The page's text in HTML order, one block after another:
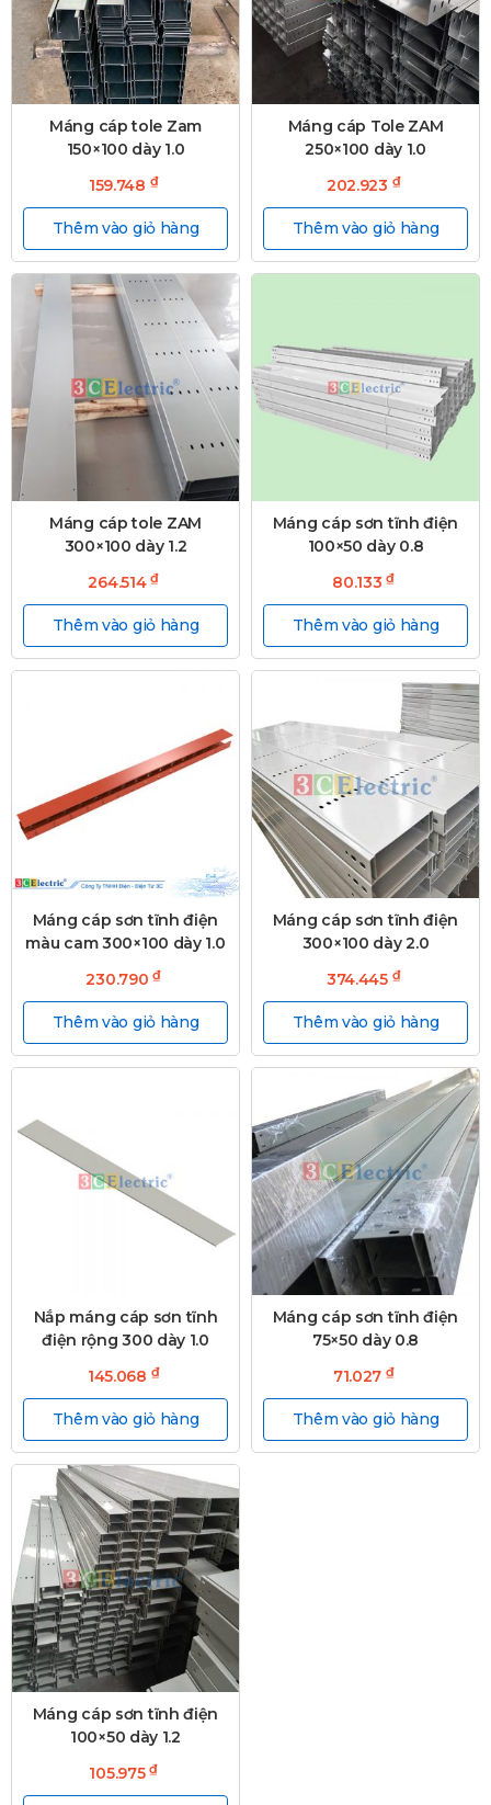
Máng cáp tole Zam
150×100 dày 1.0
159.748 ₫
Thêm vào giỏ hàng
Máng cáp Tole ZAM
250×100 dày 1.0
202.923 ₫
Thêm vào giỏ hàng
Máng cáp tole ZAM
300×100 dày 1.2
264.514₫
Thêm vào giỏ hàng
Máng cáp sơn tĩnh điện
100×50 dày 0.8
80.133₫
Thêm vào giỏ hàng
Máng cáp sơn tĩnh điện
màu cam 300×100 dày 1.0
230.790₫
Thêm vào giỏ hàng
Máng cáp sơn tĩnh điện
300×100 dày 2.0
374.445 ₫
Thêm vào giỏ hàng
Nắp máng cáp sơn tĩnh
điện rộng 300 dày 1.0
145.068 ₫
Thêm vào giỏ hàng
Máng cáp sơn tĩnh điện
75×50 dày 0.8
71.027 ₫
Thêm vào giỏ hàng
Máng cáp sơn tĩnh điện
100×50 dày 1.2
105.975₫